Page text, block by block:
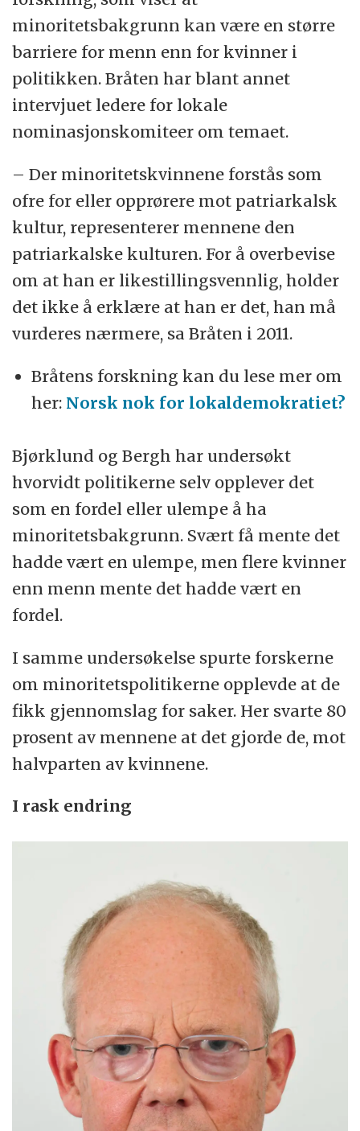
minoritetsbakgrunn kan være en større
barriere for menn enn for kvinner i
politikken. Bråten har blant annet
intervjuet ledere for lokale
nominasjonskomiteer om temaet.
– Der minoritetskvinnene forstås som
ofre for eller opprørere mot patriarkalsk
kultur, representerer mennene den
patriarkalske kulturen. For å overbevise
om at han er likestillingsvennlig, holder
det ikke å erklære at han er det, han må
vurderes nærmere, sa Bråten i 2011.
Bråtens forskning kan du lese mer om
her: Norsk nok for lokaldemokratiet?
Bjørklund og Bergh har undersøkt
hvorvidt politikerne selv opplever det
som en fordel eller ulempe å ha
minoritetsbakgrunn. Svært få mente det
hadde vært en ulempe, men flere kvinner
enn menn mente det hadde vært en
fordel.
I samme undersøkelse spurte forskerne
om minoritetspolitikerne opplevde at de
fikk gjennomslag for saker. Her svarte 80
prosent av mennene at det gjorde de, mot
halvparten av kvinnene.
I rask endring